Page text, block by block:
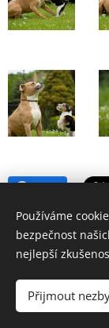
Používáme
bezpečnost
nejlepší
Přijmout